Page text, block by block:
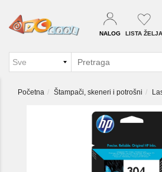
NALOG LISTA ŽELJA
Početna Štampači, skeneri i potrošni